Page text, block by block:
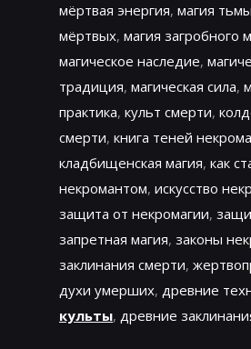
мёртвая энергия, магия тьмы
мёртвых, магия загробного
магическое наследие,
традиция, магическая сила,
практика, культ смерти,
смерти, книга теней
кладбищенская магия, как
некромантом, искусство
защита от некромагии,
запретная магия, законы
заклинания смерти,
духи умерших, древние
культы, древние